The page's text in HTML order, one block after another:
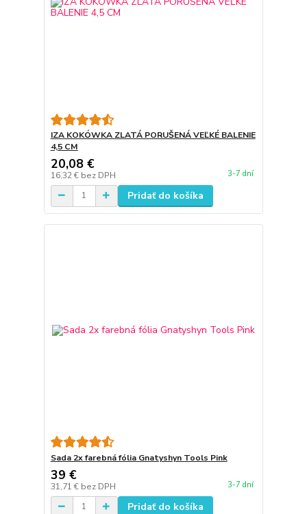
IZA KOKÓWKA ZLATÁ PORUŠENÁ VEĽKÉ BALENIE
4,5 CM
20,08 €
16,32 € bez DPH 3-7 dní
Pridať do košíka
Sada 2x farebná fólia Gnatyshyn Tools Pink
39 €
31,71 € bez DPH 3-7 dní
Pridať do košíka